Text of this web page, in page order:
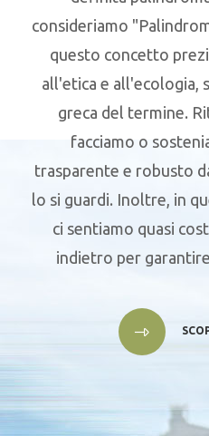
consideriamo
questo concetto
all'etica e all'ecologia,
greca del termine.
facciamo o
trasparente e robusto
lo si guardi. Inoltre, in
ci sentiamo quasi
indietro per